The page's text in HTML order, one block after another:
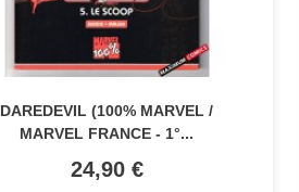
DAREDEVIL (100% MARVEL /
MARVEL FRANCE - 1°...
Prix
24,90 €